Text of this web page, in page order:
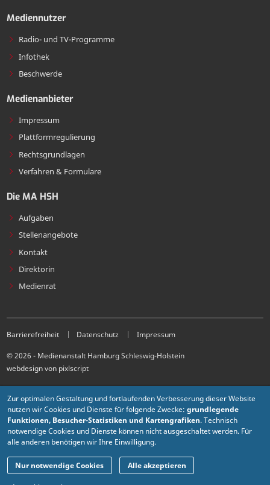
Mediennutzer
Radio- und TV-Programme
Infothek
Beschwerde
Medienanbieter
Impressum
Plattformregulierung
Rechtsgrundlagen
Verfahren & Formulare
Die MA HSH
Aufgaben
Stellenangebote
Kontakt
Direktorin
Medienrat
Barrierefreiheit Datenschutz Impressum
© 2026 - Medienanstalt Hamburg Schleswig-Holstein
webdesign von pixlscript
Zur optimalen Gestaltung und fortlaufenden Verbesserung dieser Website
nutzen wir Cookies und Dienste für folgende Zwecke: grundlegende
Funktionen, Besucher-Statistiken und Kartengrafiken. Technisch
notwendige Cookies und Dienste können nicht ausgeschaltet werden. Für
alle anderen benötigen wir Ihre Einwilligung.
Nur notwendige Cookies Alle akzeptieren